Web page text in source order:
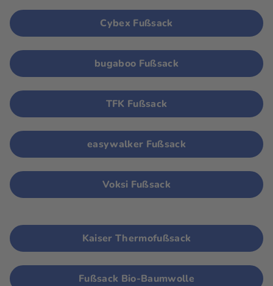
Cybex Fußsack
bugaboo Fußsack
TFK Fußsack
easywalker Fußsack
Voksi Fußsack
Kaiser Thermofußsack
Fußsack Bio-Baumwolle